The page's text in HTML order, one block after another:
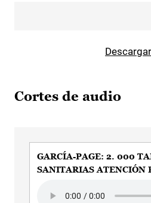
Descargar
Cortes de audio
GARCÍA-PAGE: 2. 000
SANITARIAS ATENCIÓN